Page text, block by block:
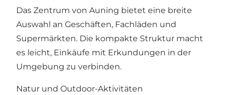
Das Zentrum von Auning bietet eine breite
Auswahl an Geschäften, Fachläden und
Supermärkten. Die kompakte Struktur macht
es leicht, Einkäufe mit Erkundungen in der
Umgebung zu verbinden.
Natur und Outdoor-Aktivitäten